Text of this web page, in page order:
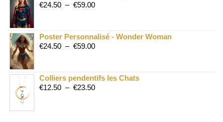
€24.50 – €59.00
Poster Personnalisé - Wonder Woman
€24.50 – €59.00
Colliers pendentifs les Chats
€12.50 – €23.50